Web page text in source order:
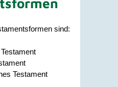
sind:
Testament